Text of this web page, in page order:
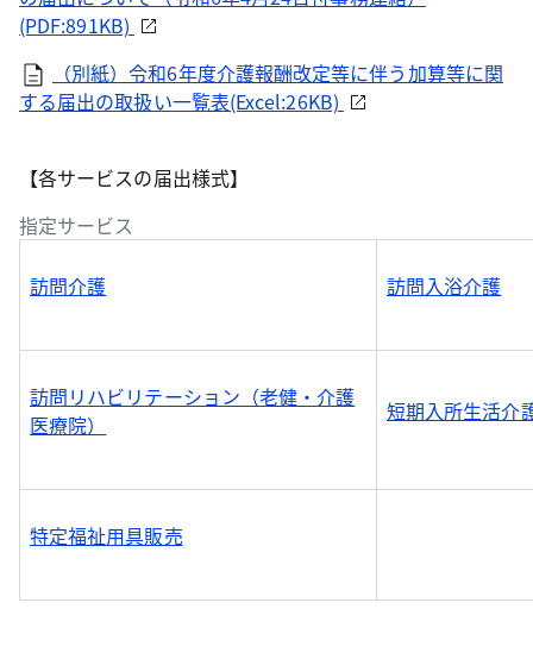
(PDF:891KB)
（別紙）令和6年度介護報酬改定等に伴う加算等に関
する届出の取扱い一覧表(Excel:26KB)
【各サービスの届出様式】
指定サービス
訪問介護 訪問入浴介護
訪問リハビリテーション（老健・介護
医療院）
短期入所生活介
特定福祉用具販売